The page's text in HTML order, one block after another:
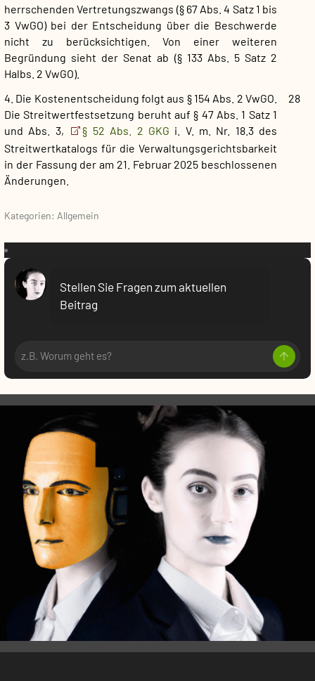
herrschenden Vertretungszwangs (§ 67 Abs. 4 Satz 1 bis
3 VwGO) bei der Entscheidung über die Beschwerde
nicht zu berücksichtigen. Von einer weiteren
Begründung sieht der Senat ab (§ 133 Abs. 5 Satz 2
Halbs. 2 VwGO).
28
4. Die Kostenentscheidung folgt aus § 154 Abs. 2 VwGO.
Die Streitwertfestsetzung beruht auf § 47 Abs. 1 Satz 1
und Abs. 3,
§ 52 Abs. 2 GKG i. V. m. Nr. 18.3 des
Streitwertkatalogs für die Verwaltungsgerichtsbarkeit
in der Fassung der am 21. Februar 2025 beschlossenen
Änderungen.
Kategorien: Allgemein
VR:
Stellen Sie Fragen zum aktuellen
Beitrag